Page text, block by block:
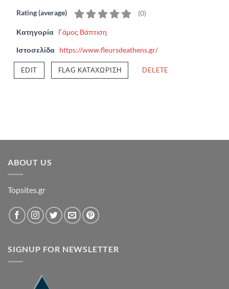
Rating (average) (0)
Κατηγορία Γάμος Βάπτιση
Ιστοσελίδα https://www.fleursdeathens.gr/
EDIT FLAG ΚΑΤΑΧΏΡΙΣΗ DELETE
ABOUT US
Topsites.gr
SIGNUP FOR NEWSLETTER